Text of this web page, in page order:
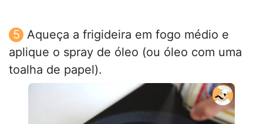
Aqueça a frigideira em fogo médio e
aplique o spray de óleo (ou óleo com uma
toalha de papel).